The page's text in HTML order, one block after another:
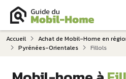
Accueil Achat de Mobil-Home en
Pyrénées-Orientales
Fillols